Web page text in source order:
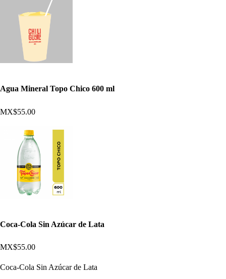
Agua Mineral Topo Chico 600 ml
MX$55.00
Coca-Cola Sin Azúcar de Lata
MX$55.00
Coca-Cola Sin Azúcar de Lata